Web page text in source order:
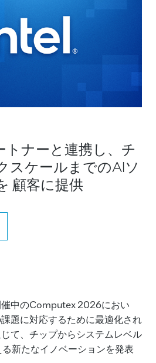
トナーと連携し、チ
スケールまでのAIソ
顧客に提供
ai
l
p
y
Li
中のComputex 2026におい
題に対応するために最適化され
て、チップからシステムレベル
新たなイノベーションを発表